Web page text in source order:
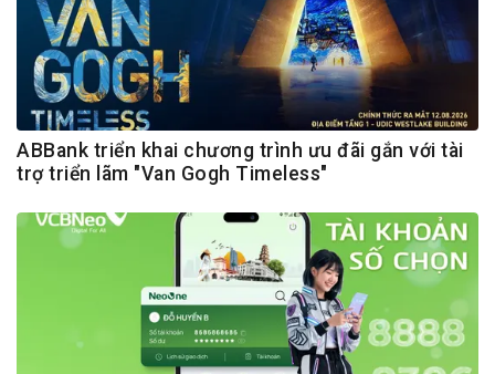
ABBank triển khai chương trình ưu đãi gắn với tài
trợ triển lãm "Van Gogh Timeless"